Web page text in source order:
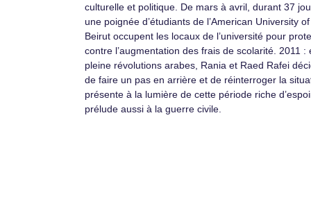
culturelle et politique. De mars à avril, durant 37
une poignée d’étudiants de l’American University of
Beirut occupent les locaux de l’université pour
contre l’augmentation des frais de scolarité. 2011 :
pleine révolutions arabes, Rania et Raed Rafei
de faire un pas en arrière et de réinterroger la
présente à la lumière de cette période riche
prélude aussi à la guerre civile.